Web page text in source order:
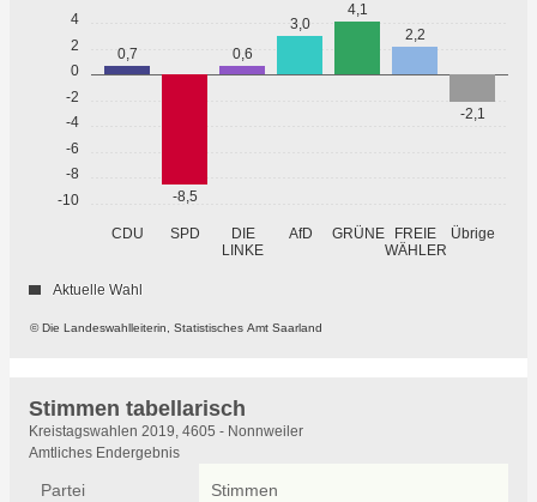
-10
-8
-6
-4
-2
0
2
4
CDU SPD
DIE
LINKE
AfD GRÜNE FREIE
WÄHLER
Übrige
0,7
-8,5
0,6
3,0
4,1
2,2
-2,1
© Die Landeswahlleiterin, Statistisches Amt Saarland
Aktuelle Wahl
Stimmen tabellarisch
Stimmen
tabellarisch
Kreistagswahlen 2019, 4605 - Nonnweiler
Amtliches Endergebnis
Partei Stimmen